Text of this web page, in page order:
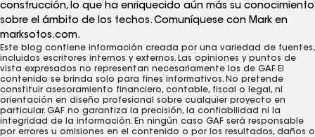
construcción, lo que ha enriquecido aún más su conocimiento
sobre el ámbito de los techos. Comuníquese con Mark en
marksotos.com.
Este blog contiene información creada por una variedad de fuentes,
incluidos escritores internos y externos. Las opiniones y puntos de
vista expresados ​​no representan necesariamente los de GAF. El
contenido se brinda solo para fines informativos. No pretende
constituir asesoramiento financiero, contable, fiscal o legal, ni
orientación en diseño profesional sobre cualquier proyecto en
particular. GAF no garantiza la precisión, la confiabilidad ni la
integridad de la información. En ningún caso GAF será responsable
por errores u omisiones en el contenido o por los resultados, daños o